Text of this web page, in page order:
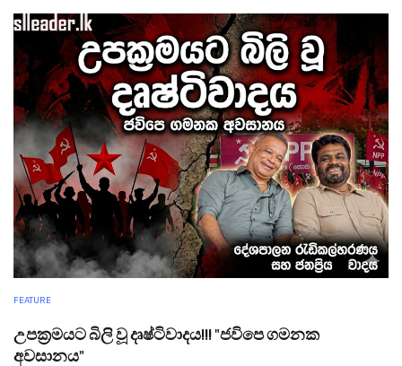
FEATURE
උපක්‍රමයට බිලි වූ දෘෂ්ටිවාදය!!! "ජවිපෙ ගමනක
අවසානය"